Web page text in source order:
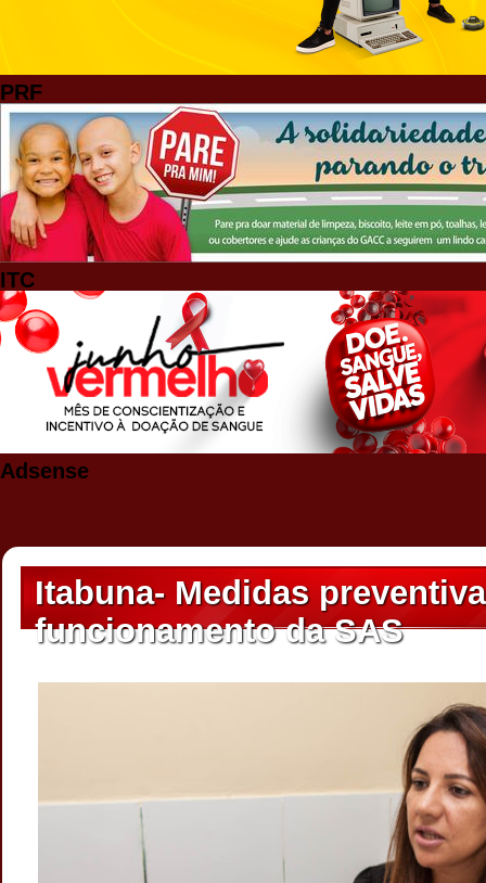
PRF
ITC
Adsense
Itabuna- Medidas
funcionamento da SAS